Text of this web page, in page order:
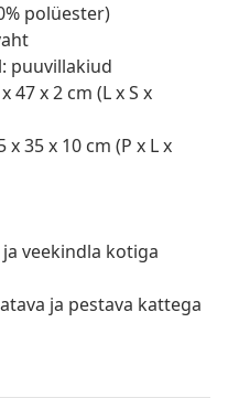
polüester)
puuvillakiud
x 2 cm (L x S x
35 x 10 cm (P x L x
veekindla kotiga
ja pestava kattega